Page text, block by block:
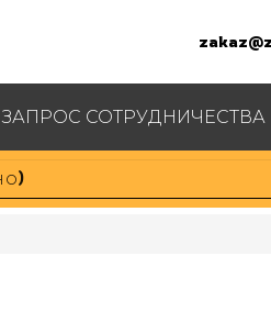
ЗАПРОС СОТРУДНИЧЕСТВА